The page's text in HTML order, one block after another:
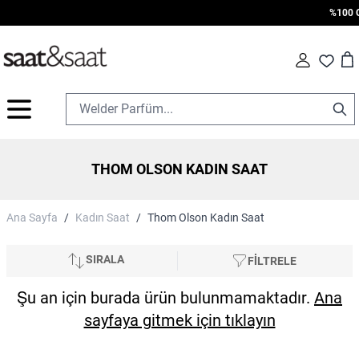
%100
Fav Cart
THOM OLSON KADIN SAAT
Ana Sayfa / Kadın Saat / Thom Olson Kadın Saat
SIRALA FİLTRELE
Şu an için burada ürün bulunmamaktadır. Ana
sayfaya gitmek için tıklayın